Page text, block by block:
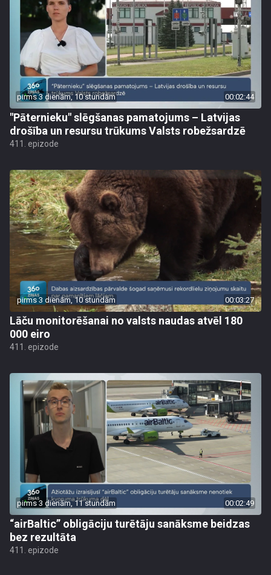
pirms 3 dienām, 10 stundām 00:02:44
"Pāternieku" slēgšanas pamatojums – Latvijas
drošība un resursu trūkums Valsts robežsardzē
411. epizode
pirms 3 dienām, 10 stundām 00:03:27
Lāču monitorēšanai no valsts naudas atvēl 180
000 eiro
411. epizode
pirms 3 dienām, 11 stundām 00:02:49
“airBaltic” obligāciju turētāju sanāksme beidzas
bez rezultāta
411. epizode